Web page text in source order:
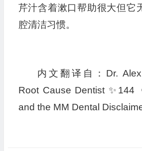
芹汁含着漱口帮助很大但它
腔清洁习惯。
内文翻译自：Dr.
Root Cause Dentist ✨️144
and the MM Dental